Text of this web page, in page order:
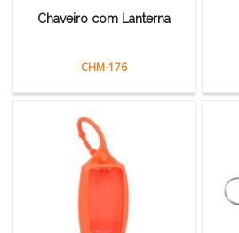
Chaveiro com Lanterna
CHM-176